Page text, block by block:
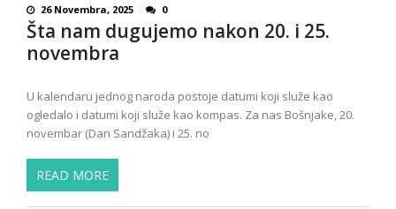
26 Novembra, 2025 0
Šta nam dugujemo nakon 20. i 25.
novembra
U kalendaru jednog naroda postoje datumi koji služe kao
ogledalo i datumi koji služe kao kompas. Za nas Bošnjake, 20.
novembar (Dan Sandžaka) i 25. no
READ MORE